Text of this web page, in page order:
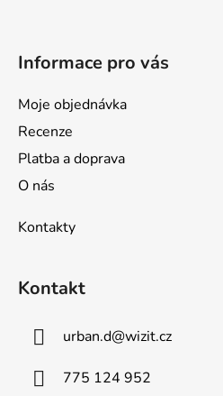
Informace pro vás
Moje objednávka
Recenze
Platba a doprava
O nás
Kontakty
Kontakt
urban.d@wizit.cz
775 124 952